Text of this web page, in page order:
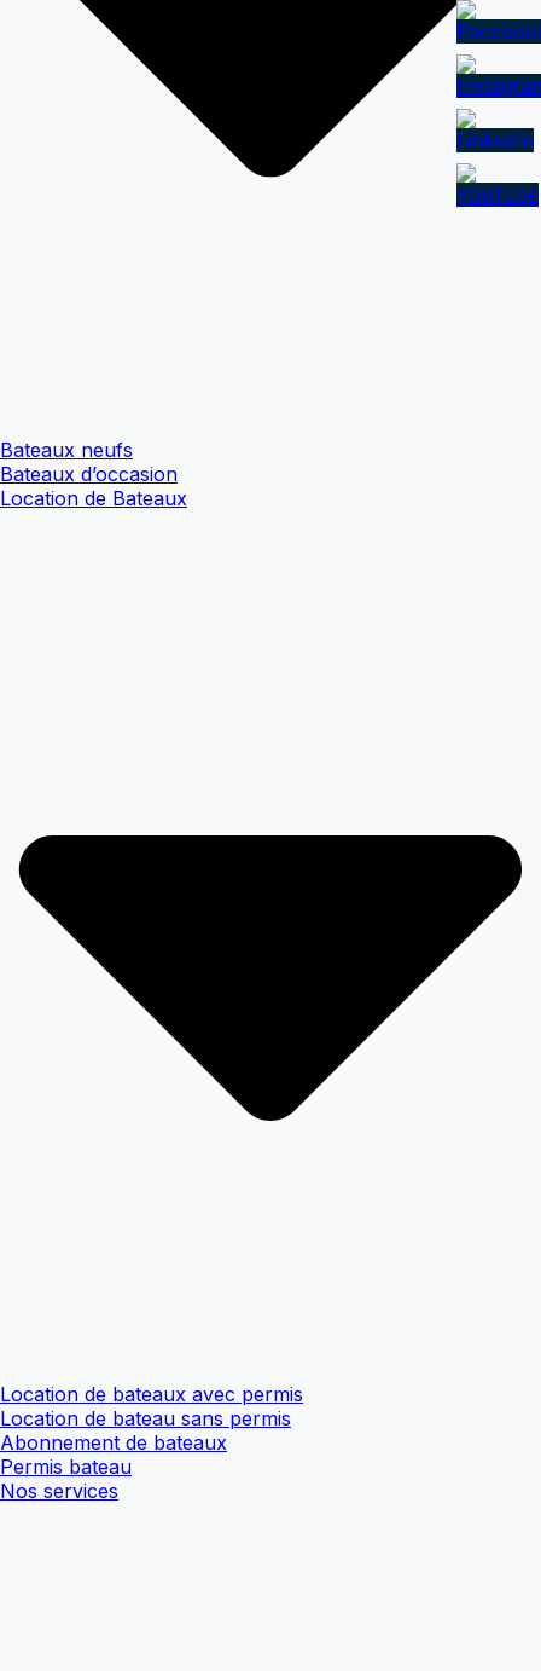
Bateaux neufs
Bateaux d’occasion
Location de Bateaux
Location de bateaux avec permis
Location de bateau sans permis
Abonnement de bateaux
Permis bateau
Nos services